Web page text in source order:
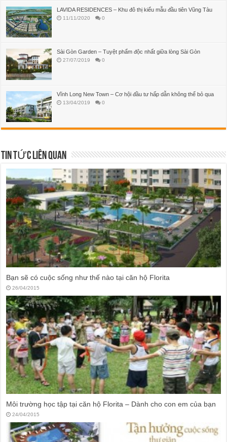
LAVIDA RESIDENCES – Khu đô thị kiểu mẫu đầu tiên Vũng Tàu
11/11/2020 0
Sài Gòn Garden – Tuyệt phẩm độc nhất giữa lòng Sài Gòn
27/07/2019 0
Vĩnh Long New Town – Cơ hội đầu tư hấp dẫn không thể bỏ qua
13/04/2019 0
TIN TỨC LIÊN QUAN
Bạn sẽ có cuộc sống như thế nào tại căn hộ Florita
26/04/2015
Môi trường học tập tại căn hộ Florita – Dành cho con em của bạn
24/04/2015